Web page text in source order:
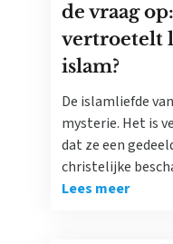
de vraag
vertroetelt
islam?
De islamliefde
mysterie. Het is
dat ze een
christelijke
Lees meer